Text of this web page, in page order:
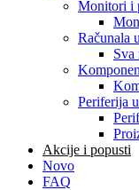
Monitori i
Računala
Sva
Periferija
Akcije i popusti
Novo
FAQ